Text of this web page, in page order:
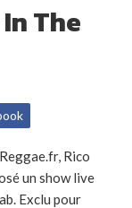
The
Rico
un show live
Exclu pour